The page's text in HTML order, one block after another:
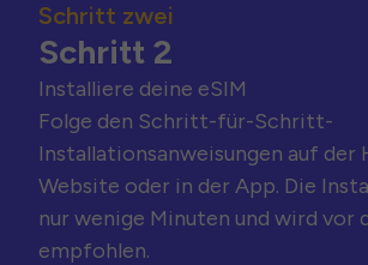
Schritt zwei
Schritt 2
Installiere deine eSIM
Folge den Schritt-für-Schritt-
Installationsanweisungen auf der
Website oder in der App. Die
nur wenige Minuten und wird vor
empfohlen.